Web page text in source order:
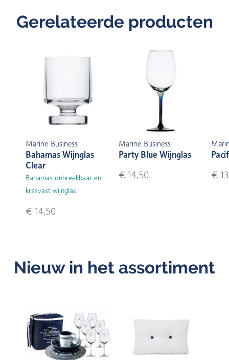
Gerelateerde producten
Marine Business
Bahamas Wijnglas
Clear
Bahamas onbreekbaar en
krasvast wijnglas
€ 14,50
Marine Business
Party Blue Wijnglas
€ 14,50
€
Nieuw in het assortiment